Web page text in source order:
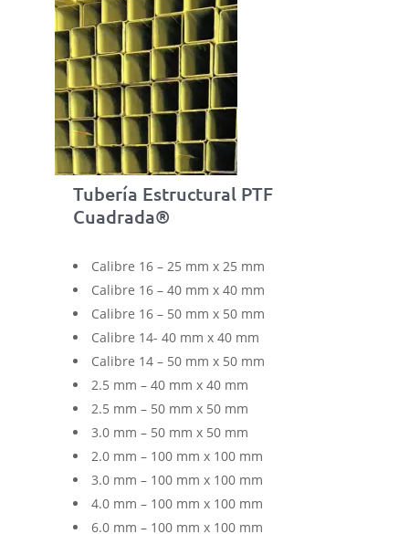
Tubería Estructural PTF
Cuadrada®
Calibre 16 – 25 mm x 25 mm
Calibre 16 – 40 mm x 40 mm
Calibre 16 – 50 mm x 50 mm
Calibre 14- 40 mm x 40 mm
Calibre 14 – 50 mm x 50 mm
2.5 mm – 40 mm x 40 mm
2.5 mm – 50 mm x 50 mm
3.0 mm – 50 mm x 50 mm
2.0 mm – 100 mm x 100 mm
3.0 mm – 100 mm x 100 mm
4.0 mm – 100 mm x 100 mm
6.0 mm – 100 mm x 100 mm